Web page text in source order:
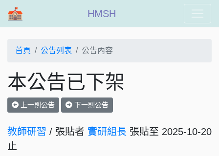
HMSH
首頁 公告列表 公告內容
本公告已下架
上一則公告 下一則公告
教師研習 / 張貼者 實研組長 張貼至 2025-10-20
止